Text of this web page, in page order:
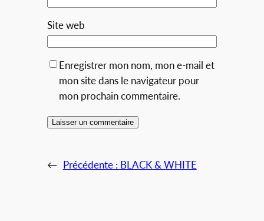
Site web
Enregistrer mon nom, mon e-mail et
mon site dans le navigateur pour
mon prochain commentaire.
← Précédente : BLACK & WHITE